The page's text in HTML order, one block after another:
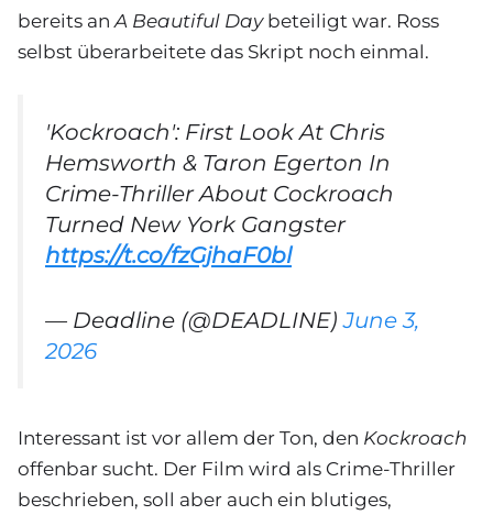
bereits an A Beautiful Daybeteiligt war. Ross
selbst überarbeitete das Skript noch einmal.
'Kockroach': First Look At Chris
Hemsworth & Taron Egerton In
Crime-Thriller About Cockroach
Turned New York Gangster
https://t.co/fzGjhaF0bl
— Deadline (@DEADLINE)June 3,
2026
Interessant ist vor allem der Ton, den Kockroach
offenbar sucht. Der Film wird als Crime-Thriller
beschrieben, soll aber auch ein blutiges,